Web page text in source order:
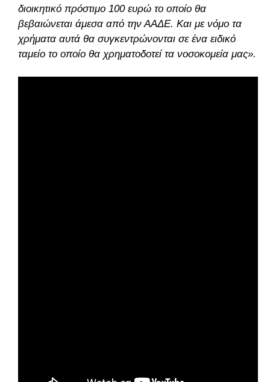
διοικητικό πρόστιμο 100 ευρώ το οποίο θα
βεβαιώνεται άμεσα από την ΑΑΔΕ. Και με νόμο τα
χρήματα αυτά θα συγκεντρώνονται σε ένα ειδικό
ταμείο το οποίο θα χρηματοδοτεί τα νοσοκομεία μας».